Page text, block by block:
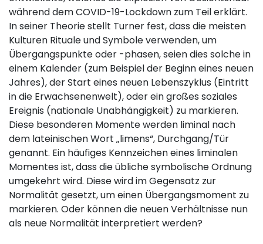
während dem COVID-19-Lockdown zum Teil erklärt.
In seiner Theorie stellt Turner fest, dass die meisten
Kulturen Rituale und Symbole verwenden, um
Übergangspunkte oder -phasen, seien dies solche in
einem Kalender (zum Beispiel der Beginn eines neuen
Jahres), der Start eines neuen Lebenszyklus (Eintritt
in die Erwachsenenwelt), oder ein großes soziales
Ereignis (nationale Unabhängigkeit) zu markieren.
Diese besonderen Momente werden liminal nach
dem lateinischen Wort „limens“, Durchgang/Tür
genannt. Ein häufiges Kennzeichen eines liminalen
Momentes ist, dass die übliche symbolische Ordnung
umgekehrt wird. Diese wird im Gegensatz zur
Normalität gesetzt, um einen Übergangsmoment zu
markieren. Oder können die neuen Verhältnisse nun
als neue Normalität interpretiert werden?